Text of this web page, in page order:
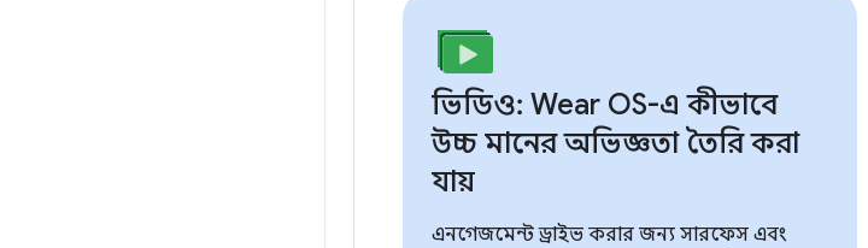
ভিডিও: Wear OS-এ কীভাবে
উচ্চ মানের অভিজ্ঞতা তৈরি করা
যায়
এনগেজমেন্ট ড্রাইভ করার জন্য সারফেস এবং